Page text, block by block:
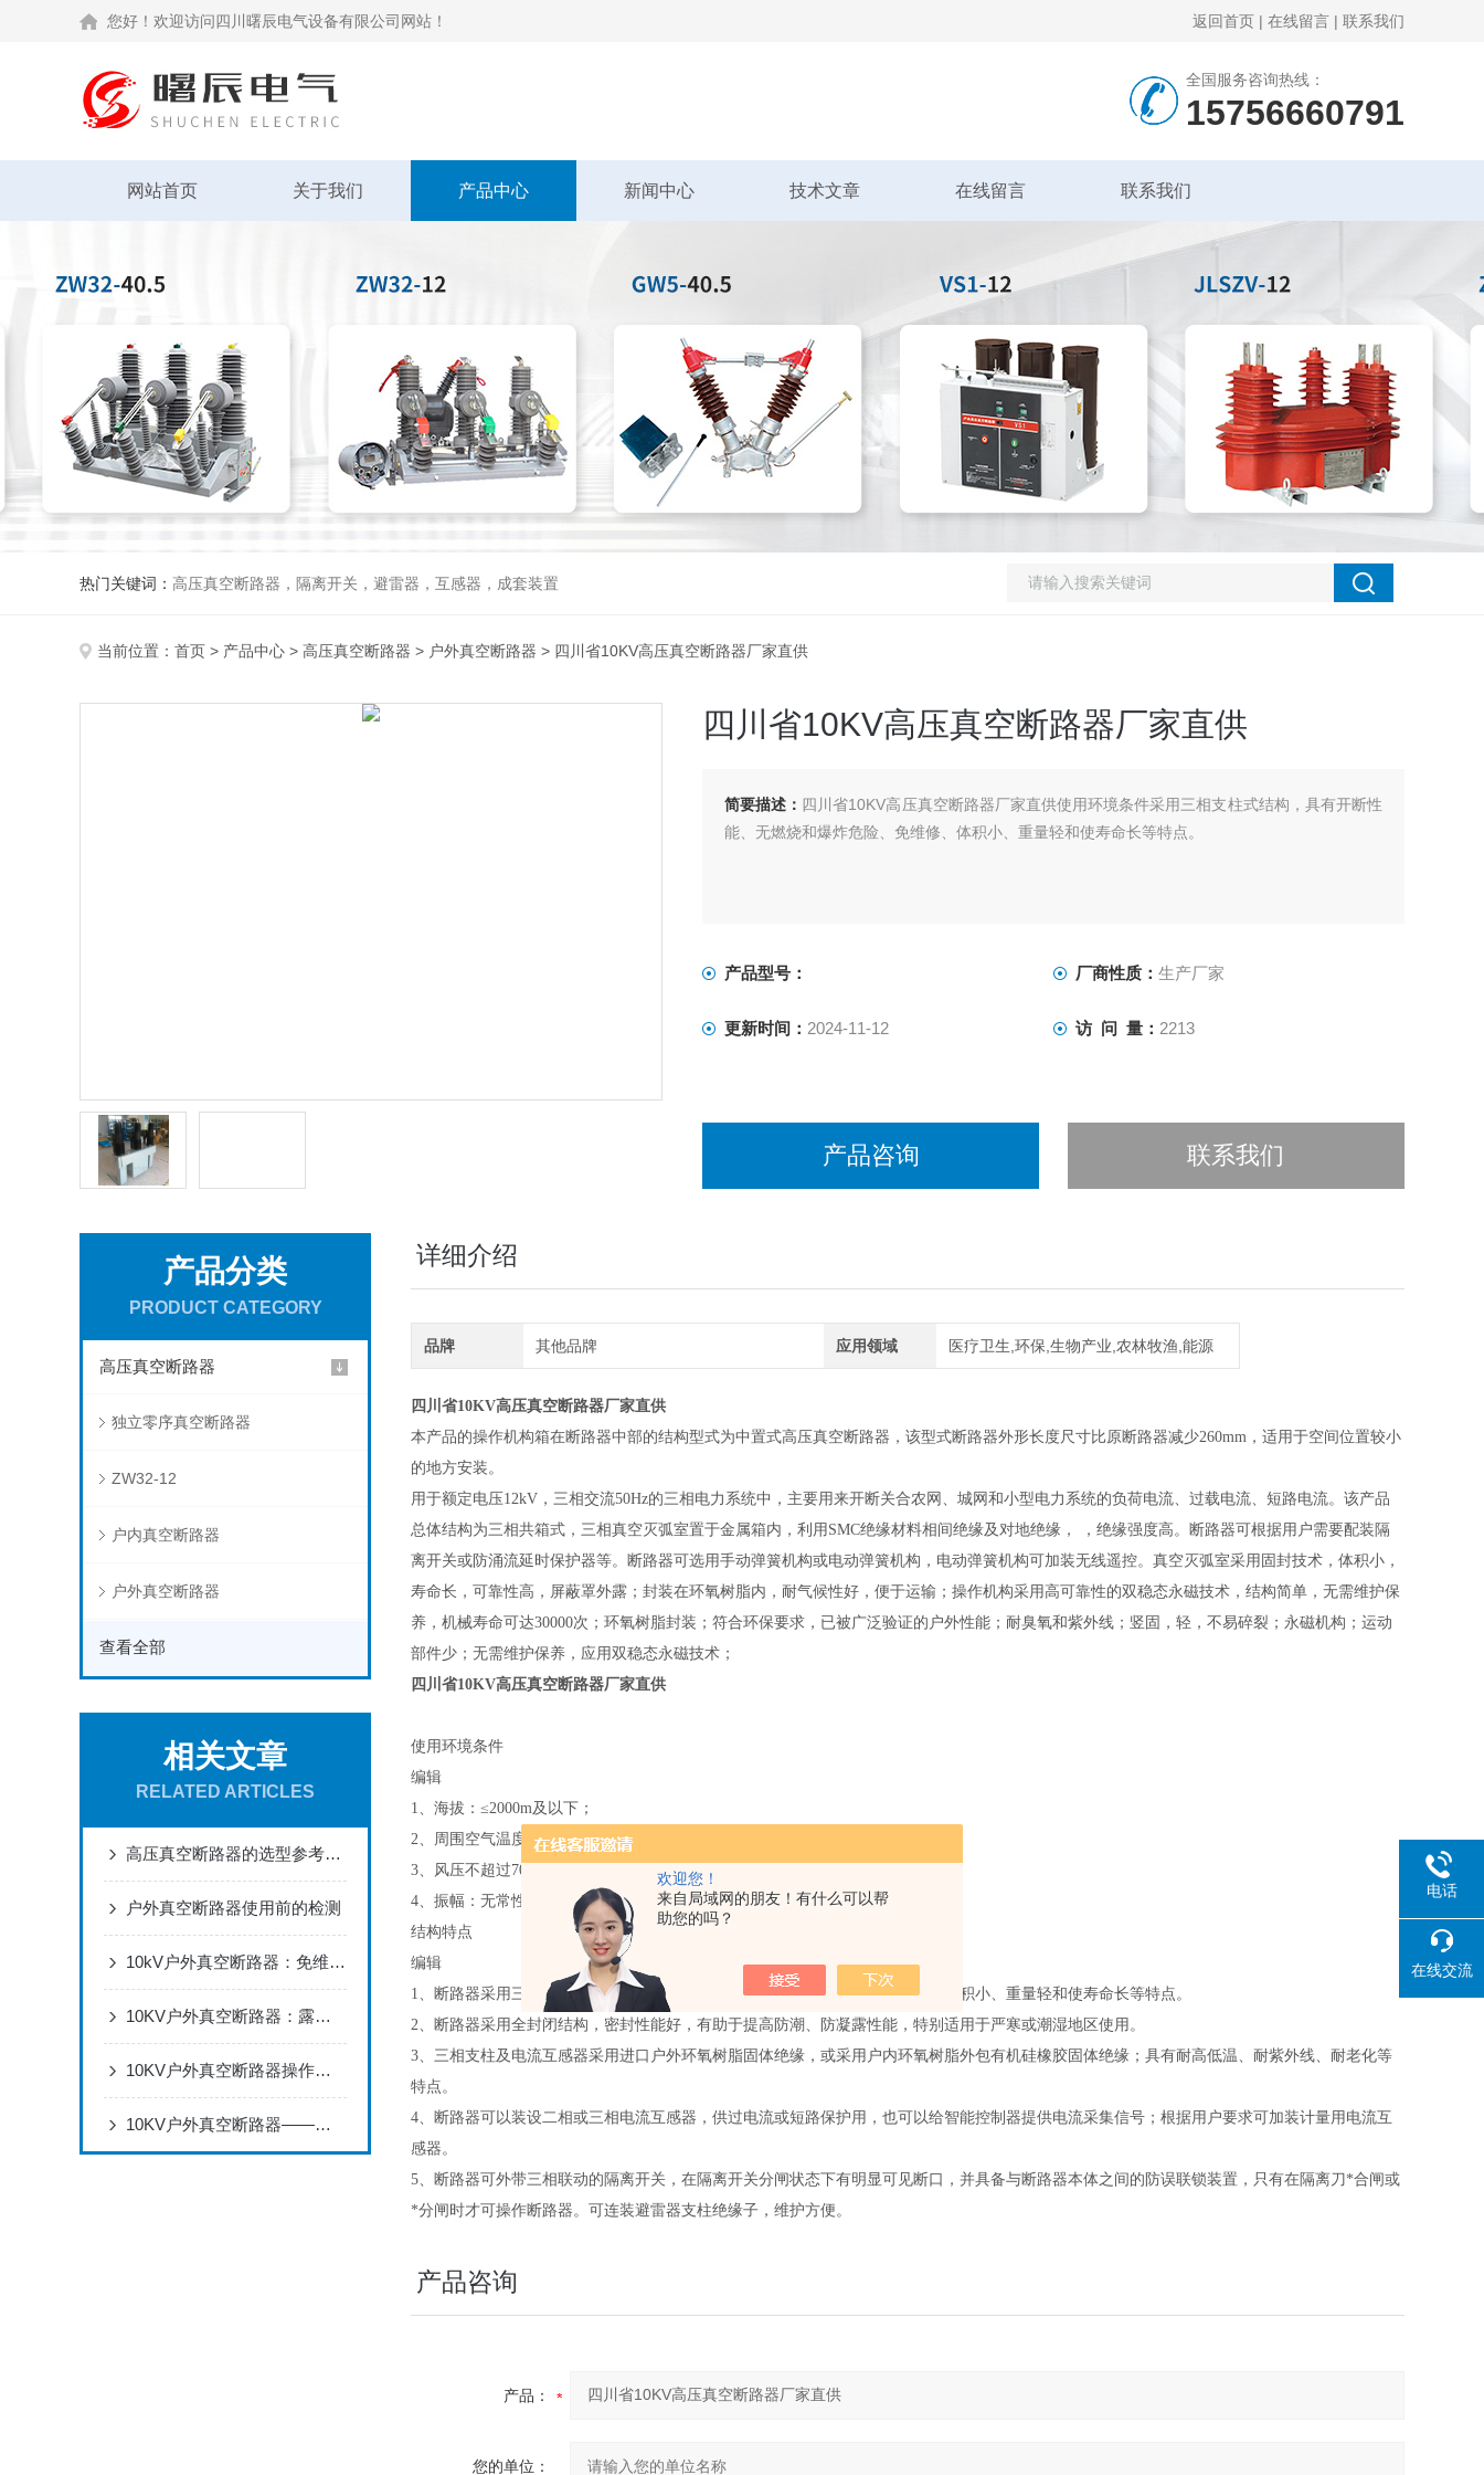
欢迎您！
来自局域网的朋友！有什么可以帮
助您的吗？
您好！欢迎访问四川曙辰电气设备有限公司网站！ 返回首页 | 在线留言 | 联系我们
全国服务咨询热线：
15756660791
网站首页 关于我们 产品中心 新闻中心 技术文章 在线留言 联系我们
热门关键词： 高压真空断路器，隔离开关，避雷器，互感器，成套装置
当前位置： 首页 > 产品中心 > 高压真空断路器 > 户外真空断路器 > 四川省10KV高压真空断路器厂家直供
四川省10KV高压真空断路器厂家直供
简要描述： 四川省10KV高压真空断路器厂家直供使用环境条件采用三相支柱式结构，具有开断性
能、无燃烧和爆炸危险、免维修、体积小、重量轻和使寿命长等特点。
产品型号： 厂商性质： 生产厂家
更新时间： 2024-11-12 访 问 量： 2213
产品咨询 联系我们
产品分类
PRODUCT CATEGORY
高压真空断路器
独立零序真空断路器
ZW32-12
户内真空断路器
户外真空断路器
查看全部
相关文章
RELATED ARTICLES
高压真空断路器的选型参考了解下呢
户外真空断路器使用前的检测
10kV户外真空断路器：免维护设计，适配电网架空线路分合闸
10KV户外真空断路器：露天用不怕风吹雨打，配电线路断电合闸超可靠
10KV户外真空断路器操作全流程：安装调试、分合闸操作与状态检查
10KV户外真空断路器——保障电力系统可靠供电的重要设备
详细介绍
品牌 其他品牌 应用领域 医疗卫生,环保,生物产业,农林牧渔,能源
四川省10KV高压真空断路器厂家直供
本产品的操作机构箱在断路器中部的结构型式为中置式高压真空断路器，该型式断路器外形长度尺寸比原断路器减少260mm，适用于空间位置较小
的地方安装。
用于额定电压12kV，三相交流50Hz的三相电力系统中，主要用来开断关合农网、城网和小型电力系统的负荷电流、过载电流、短路电流。该产品
总体结构为三相共箱式，三相真空灭弧室置于金属箱内，利用SMC绝缘材料相间绝缘及对地绝缘， ，绝缘强度高。断路器可根据用户需要配装隔
离开关或防涌流延时保护器等。断路器可选用手动弹簧机构或电动弹簧机构，电动弹簧机构可加装无线遥控。真空灭弧室采用固封技术，体积小，
寿命长，可靠性高，屏蔽罩外露；封装在环氧树脂内，耐气候性好，便于运输；操作机构采用高可靠性的双稳态永磁技术，结构简单，无需维护保
养，机械寿命可达30000次；环氧树脂封装；符合环保要求，已被广泛验证的户外性能；耐臭氧和紫外线；竖固，轻，不易碎裂；永磁机构；运动
部件少；无需维护保养，应用双稳态永磁技术；
四川省10KV高压真空断路器厂家直供
使用环境条件
编辑
1、海拔：≤2000m及以下；
2、周围空气温度：上限+30℃，下限-40℃；
3、风压不超过700Pa(相当于风速34m/s)；
4、振幅：无常性剧烈震动；
结构特点
编辑
1、断路器采用三相支柱式结构，具有开断性能、无燃烧和爆炸危险、免维修、体积小、重量轻和使寿命长等特点。
2、断路器采用全封闭结构，密封性能好，有助于提高防潮、防凝露性能，特别适用于严寒或潮湿地区使用。
3、三相支柱及电流互感器采用进口户外环氧树脂固体绝缘，或采用户内环氧树脂外包有机硅橡胶固体绝缘；具有耐高低温、耐紫外线、耐老化等
特点。
4、断路器可以装设二相或三相电流互感器，供过电流或短路保护用，也可以给智能控制器提供电流采集信号；根据用户要求可加装计量用电流互
感器。
5、断路器可外带三相联动的隔离开关，在隔离开关分闸状态下有明显可见断口，并具备与断路器本体之间的防误联锁装置，只有在隔离刀*合闸或
*分闸时才可操作断路器。可连装避雷器支柱绝缘子，维护方便。
产品咨询
产品：
您的单位：
电话
在线交流